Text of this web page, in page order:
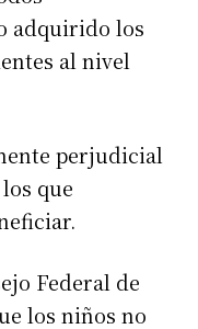
adquirido los
al nivel
perjudicial
que
Federal de
los niños no